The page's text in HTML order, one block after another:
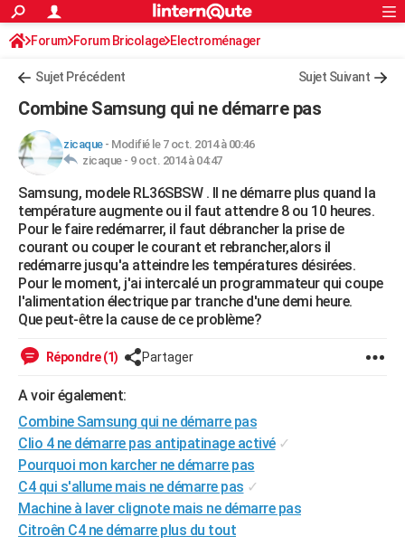
ACTUALITÉS
Politique
Société
Faits Divers
Education
Monde
Villes
+
FINANCE
Retraite
Impôts
Epargne
Immobilier
Risques naturels par ville
Banque
Assurance
Crédit
AUTO
Essais
Réserver un essai
Citadines
Berlines
SUV
Forum auto
+HIGH-TECH
Mobiles
Meilleur smartphone
Internet
Ordinateurs
Jeux vidéo
Guide high-tech
+BRICOLAGE
Forum
Aménagement intérieur
Extérieur
Cuisine
Salle de bains
Jardinage
Rangement
WEEK-END
Guides de France
Escapades
Patrimoine
Expositions
Musées
Week-end nature
+LIFESTYLE
Art de vivre
Bien-être
Loisirs
Mode
Modes de vie
SANTE
VOYAGE
Destinations
City break
Voyage nature
Voyage de noces
Forum
Climat
+PHOTO
GUIDES D'ACHAT
BONS PLANS
CARTE DE VOEUX
S'inscrire
Connexion
Forum Forum Bricolage Electroménager
Sujet Précédent Sujet Suivant
Combine Samsung qui ne démarre pas
zicaque- Modifié le 7 oct. 2014 à 00:46
zicaque - 9 oct. 2014 à 04:47
Samsung, modele RL36SBSW . Il ne démarre plus quand la
température augmente ou il faut attendre 8 ou 10 heures.
Pour le faire redémarrer, il faut débrancher la prise de
courant ou couper le courant et rebrancher,alors il
redémarre jusqu'a atteindre les températures désirées.
Pour le moment, j'ai intercalé un programmateur qui coupe
l'alimentation électrique par tranche d'une demi heure.
Que peut-être la cause de ce problème?
Répondre (1) Partager
A voir également:
Combine Samsung qui ne démarre pas
Clio 4 ne démarre pas antipatinage activé ✓
Pourquoi mon karcher ne démarre pas
C4 qui s'allume mais ne démarre pas ✓
Machine à laver clignote mais ne démarre pas
Citroên C4 ne démarre plus du tout